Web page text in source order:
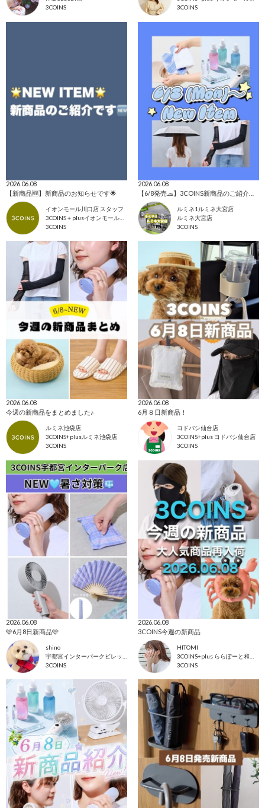
3COINS
3COINS
2026.06.08
【新商品🆕】新商品のお知らせです🌟
イオンモール川口店 スタッフ
3COINS＋plusイオンモール川口店
3COINS
2026.06.08
【6/8発売🧢】3COINS新商品のご紹介✊🏻‪❤️‍🔥
ルミネ1ルミネ大宮店
ルミネ大宮店
3COINS
2026.06.08
今週の新商品をまとめました♪
ルミネ池袋店
3COINS+plusルミネ池袋店
3COINS
2026.06.08
6月８日新商品！
ヨドバシ仙台店
3COINS+plus ヨドバシ仙台店
3COINS
2026.06.08
🩵6月8日新商品🩵
shino
3COINS
2026.06.08
3COINS今週の新商品
HITOMI
3COINS